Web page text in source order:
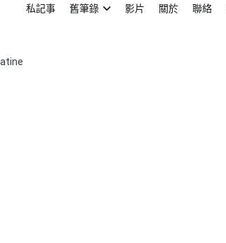
私記事 舊筆錄 影片 關於 聯絡